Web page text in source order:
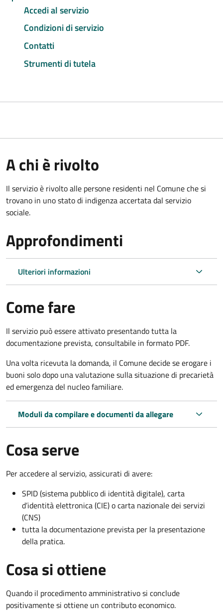
Accedi al servizio
Condizioni di servizio
Contatti
Strumenti di tutela
A chi è rivolto
Il servizio è rivolto alle persone residenti nel Comune che si
trovano in uno stato di indigenza accertata dal servizio
sociale.
Approfondimenti
Ulteriori informazioni
Come fare
Il servizio può essere attivato presentando tutta la
documentazione prevista, consultabile in formato PDF.
Una volta ricevuta la domanda, il Comune decide se erogare i
buoni solo dopo una valutazione sulla situazione di precarietà
ed emergenza del nucleo familiare.
Moduli da compilare e documenti da allegare
Cosa serve
Per accedere al servizio, assicurati di avere:
SPID (sistema pubblico di identità digitale), carta
d’identità elettronica (CIE) o carta nazionale dei servizi
(CNS)
tutta la documentazione prevista per la presentazione
della pratica.
Cosa si ottiene
Quando il procedimento amministrativo si conclude
positivamente si ottiene un contributo economico.